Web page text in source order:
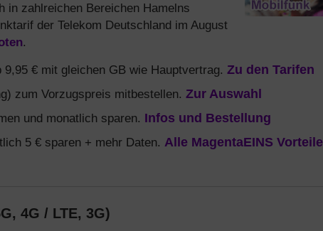
in zahlreichen Bereichen Hamelns
der Telekom Deutschland im August
.
€ mit gleichen GB wie Hauptvertrag. Zu den Tarifen
zum Vorzugspreis mitbestellen. Zur Auswahl
und monatlich sparen. Infos und Bestellung
5 € sparen + mehr Daten. Alle MagentaEINS Vorteile
4G / LTE, 3G)